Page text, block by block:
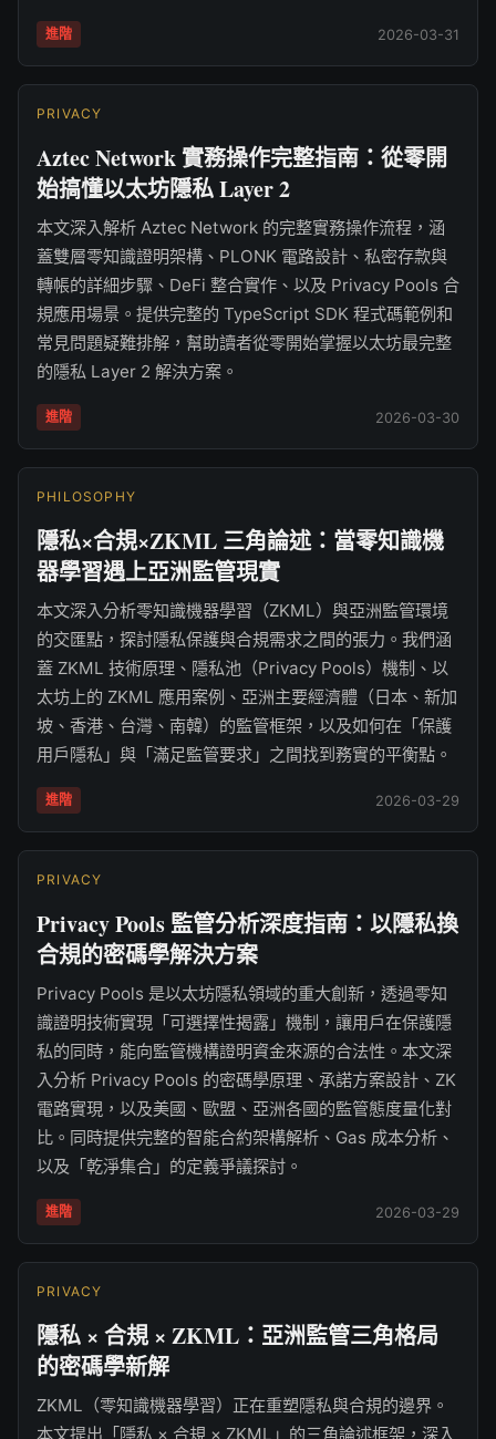
進階 2026-03-31
PRIVACY
Aztec Network 實務操作完整指南：從零開
始搞懂以太坊隱私 Layer 2
本文深入解析 Aztec Network 的完整實務操作流程，涵
蓋雙層零知識證明架構、PLONK 電路設計、私密存款與
轉帳的詳細步驟、DeFi 整合實作、以及 Privacy Pools 合
規應用場景。提供完整的 TypeScript SDK 程式碼範例和
常見問題疑難排解，幫助讀者從零開始掌握以太坊最完整
的隱私 Layer 2 解決方案。
進階 2026-03-30
PHILOSOPHY
隱私×合規×ZKML 三角論述：當零知識機
器學習遇上亞洲監管現實
本文深入分析零知識機器學習（ZKML）與亞洲監管環境
的交匯點，探討隱私保護與合規需求之間的張力。我們涵
蓋 ZKML 技術原理、隱私池（Privacy Pools）機制、以
太坊上的 ZKML 應用案例、亞洲主要經濟體（日本、新加
坡、香港、台灣、南韓）的監管框架，以及如何在「保護
用戶隱私」與「滿足監管要求」之間找到務實的平衡點。
進階 2026-03-29
PRIVACY
Privacy Pools 監管分析深度指南：以隱私換
合規的密碼學解決方案
Privacy Pools 是以太坊隱私領域的重大創新，透過零知
識證明技術實現「可選擇性揭露」機制，讓用戶在保護隱
私的同時，能向監管機構證明資金來源的合法性。本文深
入分析 Privacy Pools 的密碼學原理、承諾方案設計、ZK
電路實現，以及美國、歐盟、亞洲各國的監管態度量化對
比。同時提供完整的智能合約架構解析、Gas 成本分析、
以及「乾淨集合」的定義爭議探討。
進階 2026-03-29
PRIVACY
隱私 × 合規 × ZKML：亞洲監管三角格局
的密碼學新解
ZKML（零知識機器學習）正在重塑隱私與合規的邊界。
本文提出「隱私 × 合規 × ZKML」的三角論述框架，深入